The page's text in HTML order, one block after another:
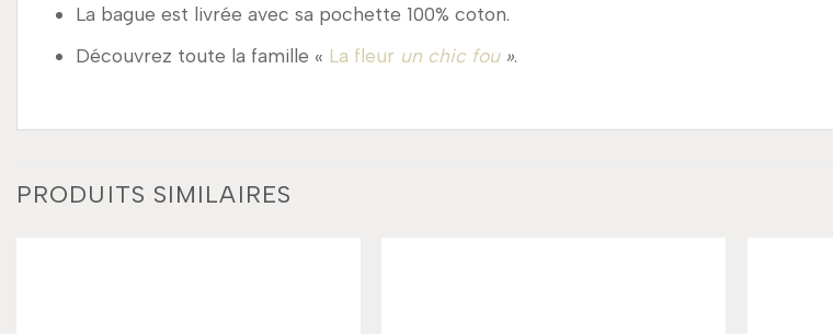
La bague est livrée avec sa pochette 100% coton.
Découvrez toute la famille « La fleur un chic fou».
PRODUITS SIMILAIRES